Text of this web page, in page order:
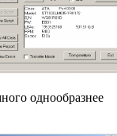
однообразнее